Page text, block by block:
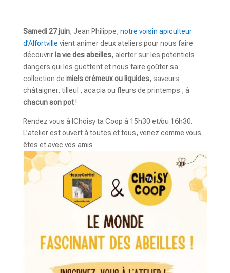
Samedi 27 juin, Jean Philippe, notre voisin apiculteur
d’Alfortville vient animer deux ateliers pour nous faire
découvrirla vie des abeilles, alerter sur les potentiels
dangers qui les guettent et nous faire goûter sa
collection de miels crémeux ou liquides, saveurs
châtaigner, tilleul , acacia ou fleurs de printemps , à
chacun son pot!
Rendez vous à lChoisy ta Coop à 15h30 et/ou 16h30.
L’atelier est ouvert à toutes et tous, venez comme vous
êtes et avec vos amis